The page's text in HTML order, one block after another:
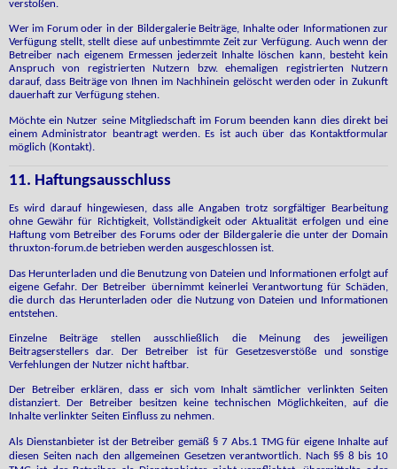
verstoßen.
Wer im Forum oder in der Bildergalerie Beiträge, Inhalte oder Informationen zur
Verfügung stellt, stellt diese auf unbestimmte Zeit zur Verfügung. Auch wenn der
Betreiber nach eigenem Ermessen jederzeit Inhalte löschen kann, besteht kein
Anspruch von registrierten Nutzern bzw. ehemaligen registrierten Nutzern
darauf, dass Beiträge von Ihnen im Nachhinein gelöscht werden oder in Zukunft
dauerhaft zur Verfügung stehen.
Möchte ein Nutzer seine Mitgliedschaft im Forum beenden kann dies direkt bei
einem Administrator beantragt werden. Es ist auch über das Kontaktformular
möglich (Kontakt).
11. Haftungsausschluss
Es wird darauf hingewiesen, dass alle Angaben trotz sorgfältiger Bearbeitung
ohne Gewähr für Richtigkeit, Vollständigkeit oder Aktualität erfolgen und eine
Haftung vom Betreiber des Forums oder der Bildergalerie die unter der Domain
thruxton-forum.de betrieben werden ausgeschlossen ist.
Das Herunterladen und die Benutzung von Dateien und Informationen erfolgt auf
eigene Gefahr. Der Betreiber übernimmt keinerlei Verantwortung für Schäden,
die durch das Herunterladen oder die Nutzung von Dateien und Informationen
entstehen.
Einzelne Beiträge stellen ausschließlich die Meinung des jeweiligen
Beitragserstellers dar. Der Betreiber ist für Gesetzesverstöße und sonstige
Verfehlungen der Nutzer nicht haftbar.
Der Betreiber erklären, dass er sich vom Inhalt sämtlicher verlinkten Seiten
distanziert. Der Betreiber besitzen keine technischen Möglichkeiten, auf die
Inhalte verlinkter Seiten Einfluss zu nehmen.
Als Dienstanbieter ist der Betreiber gemäß § 7 Abs.1 TMG für eigene Inhalte auf
diesen Seiten nach den allgemeinen Gesetzen verantwortlich. Nach §§ 8 bis 10